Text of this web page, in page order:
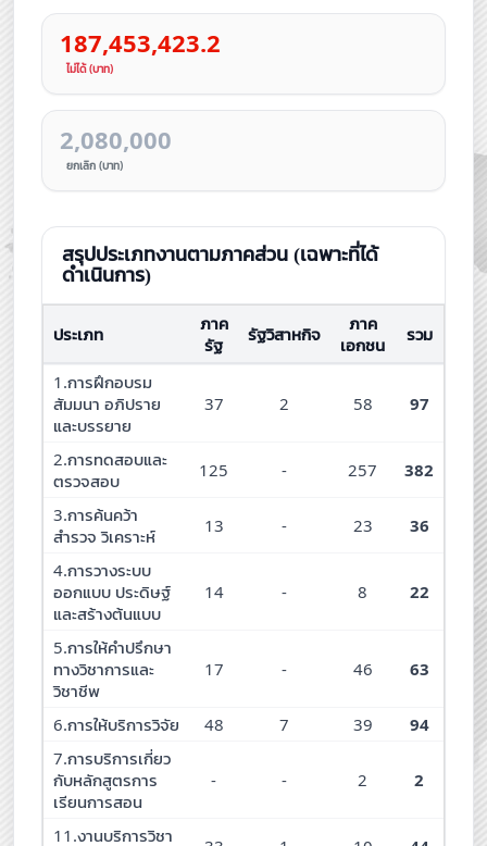
187,453,423.2
ไม่ได้ (บาท)
2,080,000
ยกเลิก (บาท)
สรุปประเภทงานตามภาคส่วน (เฉพาะที่ได้
ดำเนินการ)
ประเภท
ภาค
รัฐ
รัฐวิสาหกิจ
ภาค
เอกชน
รวม
1.การฝึกอบรม
สัมมนา อภิปราย
และบรรยาย
37 2 58 97
2.การทดสอบและ
ตรวจสอบ
125 - 257 382
3.การค้นคว้า
สำรวจ วิเคราะห์
13 - 23 36
4.การวางระบบ
ออกแบบ ประดิษฐ์
และสร้างต้นแบบ
14 - 8 22
5.การให้คำปรึกษา
ทางวิชาการและ
วิชาชีพ
17 - 46 63
6.การให้บริการวิจัย 48 7 39
94
7.การบริการเกี่ยว
กับหลักสูตรการ
เรียนการสอน
- - 2 2
11.งานบริการวิชา